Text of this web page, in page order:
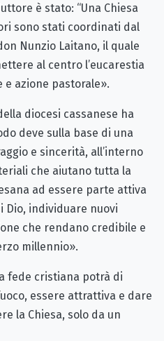
è stato: “Una Chiesa
sono stati coordinati dal
Nunzio Laitano, il quale
al centro l’eucarestia
azione pastorale».
diocesi cassanese ha
deve sulla base di una
e sincerità, all’interno
che aiutano tutta la
ad essere parte attiva
Dio, individuare nuovi
che rendano credibile e
millennio».
fede cristiana potrà di
essere attrattiva e dare
la Chiesa, solo da un